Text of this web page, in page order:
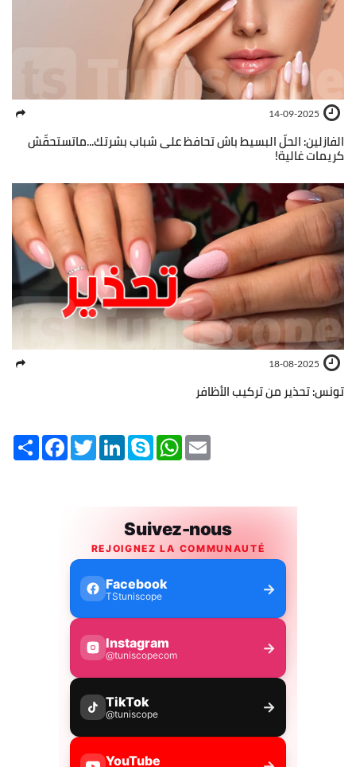
14-09-2025
الفازلين: الحلّ البسيط باش تحافظ على شباب بشرتك...ماتستحقّش
كريمات غالية!
18-08-2025
تونس: تحذير من تركيب الأظافر
Share FacebookTwitterLinkedInSkype WhatsApp